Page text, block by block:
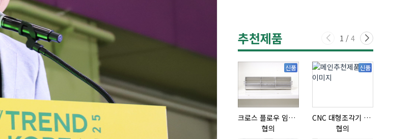
추천제품 1 / 4
신품
크로스 플로우 임펠라
협의
신품
CNC 대형조각기 K-2040B
협의